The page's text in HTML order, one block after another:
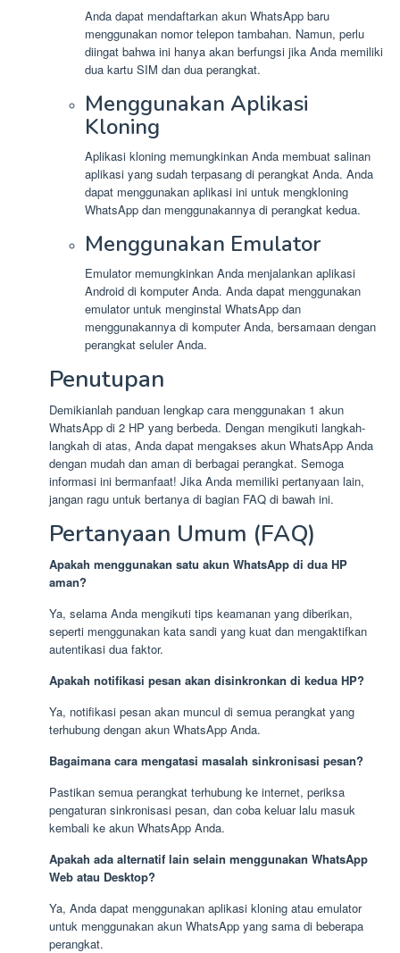
Anda dapat mendaftarkan akun WhatsApp baru
menggunakan nomor telepon tambahan. Namun, perlu
diingat bahwa ini hanya akan berfungsi jika Anda memiliki
dua kartu SIM dan dua perangkat.
Menggunakan Aplikasi
Kloning
Aplikasi kloning memungkinkan Anda membuat salinan
aplikasi yang sudah terpasang di perangkat Anda. Anda
dapat menggunakan aplikasi ini untuk mengkloning
WhatsApp dan menggunakannya di perangkat kedua.
Menggunakan Emulator
Emulator memungkinkan Anda menjalankan aplikasi
Android di komputer Anda. Anda dapat menggunakan
emulator untuk menginstal WhatsApp dan
menggunakannya di komputer Anda, bersamaan dengan
perangkat seluler Anda.
Penutupan
Demikianlah panduan lengkap cara menggunakan 1 akun
WhatsApp di 2 HP yang berbeda. Dengan mengikuti langkah-
langkah di atas, Anda dapat mengakses akun WhatsApp Anda
dengan mudah dan aman di berbagai perangkat. Semoga
informasi ini bermanfaat! Jika Anda memiliki pertanyaan lain,
jangan ragu untuk bertanya di bagian FAQ di bawah ini.
Pertanyaan Umum (FAQ)
Apakah menggunakan satu akun WhatsApp di dua HP
aman?
Ya, selama Anda mengikuti tips keamanan yang diberikan,
seperti menggunakan kata sandi yang kuat dan mengaktifkan
autentikasi dua faktor.
Apakah notifikasi pesan akan disinkronkan di kedua HP?
Ya, notifikasi pesan akan muncul di semua perangkat yang
terhubung dengan akun WhatsApp Anda.
Bagaimana cara mengatasi masalah sinkronisasi pesan?
Pastikan semua perangkat terhubung ke internet, periksa
pengaturan sinkronisasi pesan, dan coba keluar lalu masuk
kembali ke akun WhatsApp Anda.
Apakah ada alternatif lain selain menggunakan WhatsApp
Web atau Desktop?
Ya, Anda dapat menggunakan aplikasi kloning atau emulator
untuk menggunakan akun WhatsApp yang sama di beberapa
perangkat.